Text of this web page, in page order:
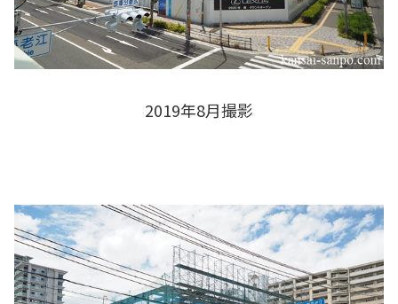
2019年8月撮影